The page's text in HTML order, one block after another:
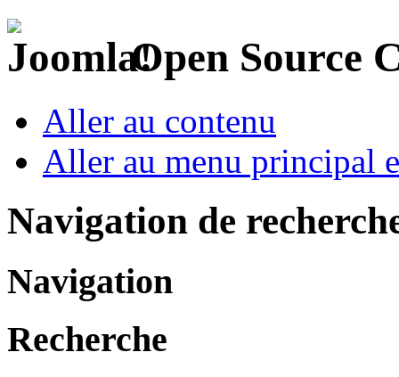
Open Source
Aller au contenu
Aller au menu principal
Navigation de
Navigation
Recherche